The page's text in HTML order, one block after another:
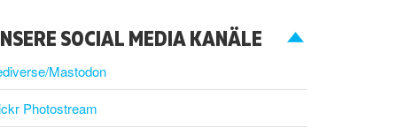
SOCIAL MEDIA KANÄLE
Mastodon
Photostream